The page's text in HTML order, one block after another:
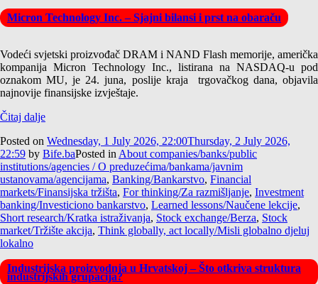
Micron Technology Inc. – Sjajni bilansi i prst na obaraču
Vodeći svjetski proizvođač DRAM i NAND Flash memorije, američka
kompanija Micron Technology Inc., listirana na NASDAQ-u pod
oznakom MU, je 24. juna, poslije kraja trgovačkog dana, objavila
najnovije finansijske izvještaje.
Čitaj dalje
Posted on Wednesday, 1 July 2026, 22:00Thursday, 2 July 2026,
22:59 by Bife.baPosted in About companies/banks/public
institutions/agencies / O preduzećima/bankama/javnim
ustanovama/agencijama, Banking/Bankarstvo, Financial
markets/Finansijska tržišta, For thinking/Za razmišljanje, Investment
banking/Investiciono bankarstvo, Learned lessons/Naučene lekcije,
Short research/Kratka istraživanja, Stock exchange/Berza, Stock
market/Tržište akcija, Think globally, act locally/Misli globalno djeluj
lokalno
Industrijska proizvodnja u Hrvatskoj – Što otkriva struktura
industrijskih grupacija?